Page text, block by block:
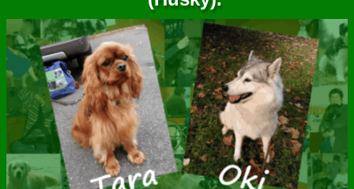
ANNUAIRE
CONTACT